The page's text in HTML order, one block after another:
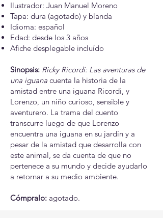
Ilustrador: Juan Manuel Moreno
Tapa: dura (agotado) y blanda
Idioma: español
Edad: desde los 3 años
Afiche desplegable incluído
Sinopsis: Ricky Ricordi: Las aventuras de
una iguana cuenta la historia de la
amistad entre una iguana Ricordi, y
Lorenzo, un niño curioso, sensible y
aventurero. La trama del cuento
transcurre luego de que Lorenzo
encuentra una iguana en su jardín y a
pesar de la amistad que desarrolla con
este animal, se da cuenta de que no
pertenece a su mundo y decide ayudarlo
a retornar a su medio ambiente.
Cómpralo: agotado.